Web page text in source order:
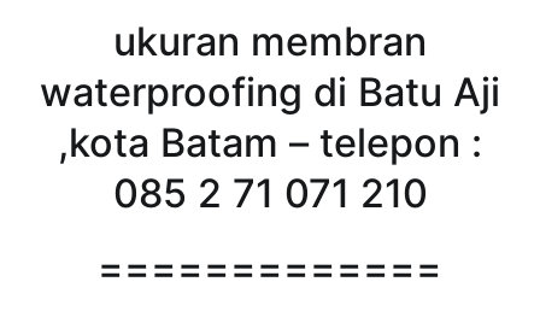
ukuran membran
waterproofing di Batu Aji
,kota Batam – telepon :
085 2 71 071 210
=============